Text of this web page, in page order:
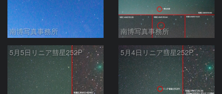
南博写真事務所 南博写真事務所
5月5日リニア彗星252P 5月4日リニア彗星252P